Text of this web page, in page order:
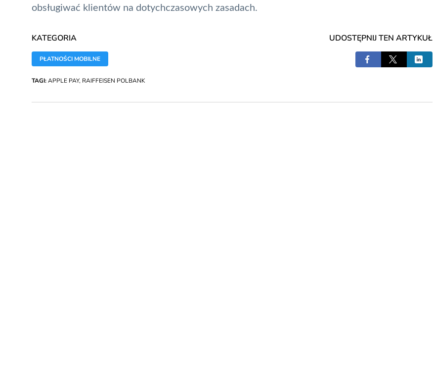
obsługiwać klientów na dotychczasowych zasadach.
KATEGORIA
PŁATNOŚCI MOBILNE
UDOSTĘPNIJ TEN ARTYKUŁ
TAGI:APPLE PAY, RAIFFEISEN POLBANK